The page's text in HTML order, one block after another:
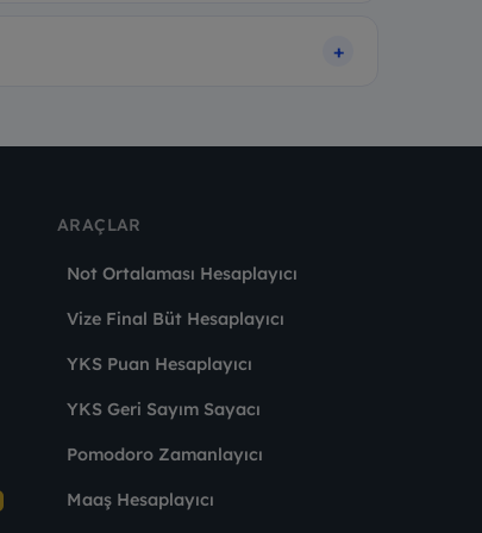
ARAÇLAR
Not Ortalaması Hesaplayıcı
Vize Final Büt Hesaplayıcı
YKS Puan Hesaplayıcı
YKS Geri Sayım Sayacı
Pomodoro Zamanlayıcı
Maaş Hesaplayıcı